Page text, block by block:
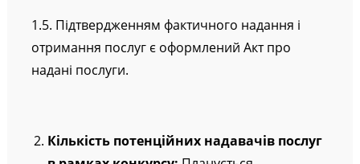
1.5. Підтвердженням фактичного надання і
отримання послуг є оформлений Акт про
надані послуги.
Кількість потенційних надавачів послуг